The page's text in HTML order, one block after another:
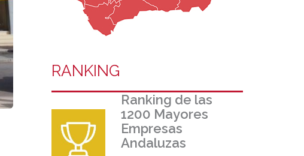
RANKING
Ranking de las
1200 Mayores
Empresas
Andaluzas